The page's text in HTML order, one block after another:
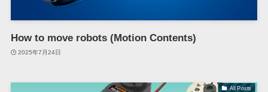
How to move robots (Motion Contents)
2025年7月24日
All Posts